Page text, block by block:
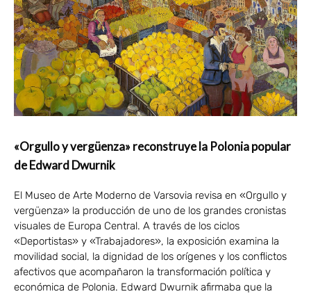
«Orgullo y vergüenza» reconstruye la Polonia popular
de Edward Dwurnik
El Museo de Arte Moderno de Varsovia revisa en «Orgullo y
vergüenza» la producción de uno de los grandes cronistas
visuales de Europa Central. A través de los ciclos
«Deportistas» y «Trabajadores», la exposición examina la
movilidad social, la dignidad de los orígenes y los conflictos
afectivos que acompañaron la transformación política y
económica de Polonia. Edward Dwurnik afirmaba que la